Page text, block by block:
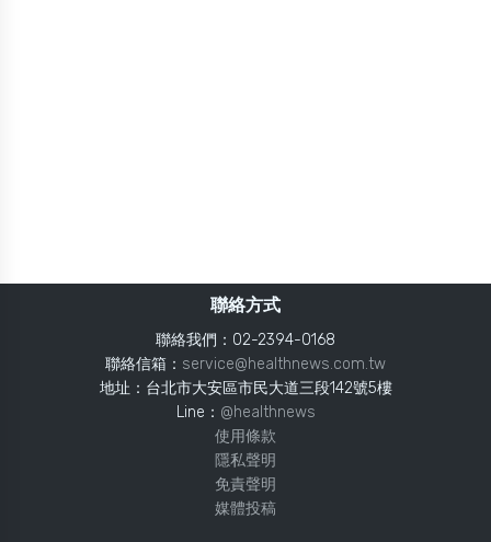
聯絡方式
聯絡我們：02-2394-0168
聯絡信箱： service@healthnews.com.tw
地址：台北市大安區市民大道三段142號5樓
Line： @healthnews
使用條款
隱私聲明
免責聲明
媒體投稿